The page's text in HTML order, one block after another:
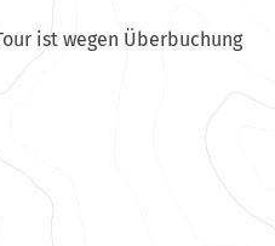
ist wegen Überbuchung